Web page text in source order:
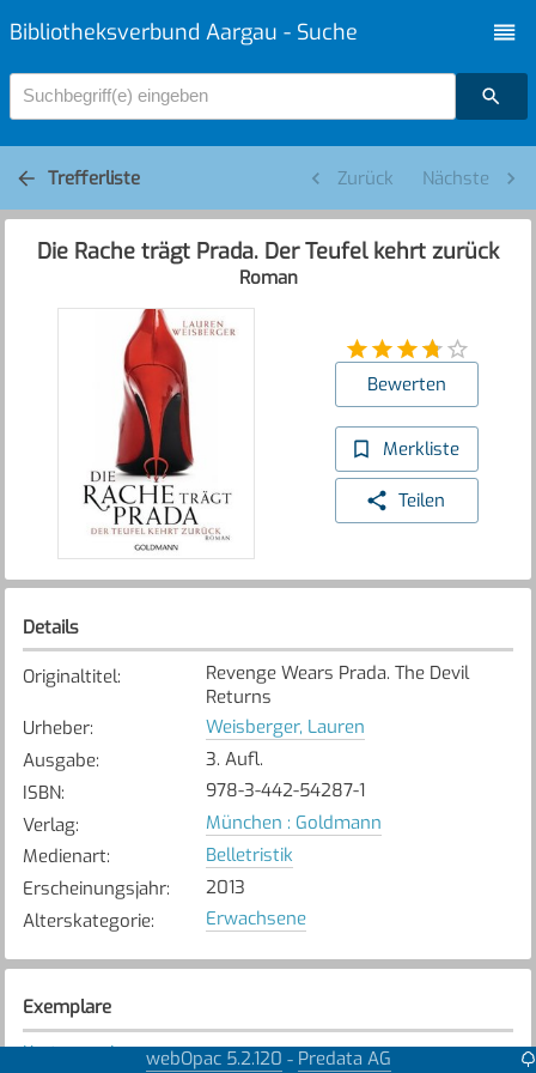
Bibliotheksverbund Aargau - Suche
Suchbegriff(e) eingeben
Trefferliste Zurück Nächste
Die Rache trägt Prada. Der Teufel kehrt zurück
Roman
Bewerten
Merkliste
Teilen
Details
Originaltitel:
Revenge Wears Prada. The Devil
Returns
Urheber:
Weisberger, Lauren
Ausgabe:
3. Aufl.
ISBN:
978-3-442-54287-1
Verlag:
München : Goldmann
Medienart:
Belletristik
Erscheinungsjahr:
2013
Alterskategorie: Erwachsene
Exemplare
Karte anzeigenwebOpac 5.2.120 - Predata AG